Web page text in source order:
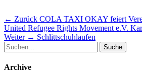
Beitragsnavigation
← Zurück Vorheriger
Beitrag:
COLA TAXI OKAY feiert
United Refugee Rights Movement e.V.
Weiter → Nächster
Schlittschuhlaufen
Suche
nach:
Archive